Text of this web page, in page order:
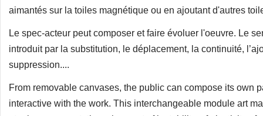
aimantés sur la toiles magnétique ou en ajoutant d'autres
Le spec-acteur peut composer et faire évoluer l'oeuvre. Le
introduit par la substitution, le déplacement, la continuité,
suppression....
From removable canvases, the public can compose its own
interactive with the work. This interchangeable module art